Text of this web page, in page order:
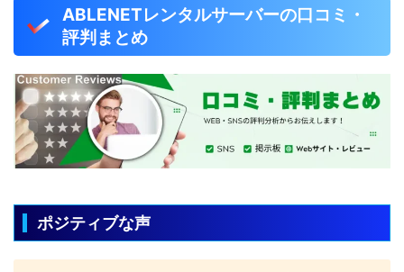
ABLENETレンタルサーバーの口コミ・
評判まとめ
ポジティブな声